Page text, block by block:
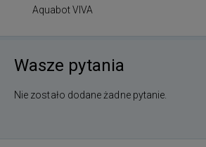
Aquabot VIVA
Wasze pytania
Nie zostało dodane żadne pytanie.